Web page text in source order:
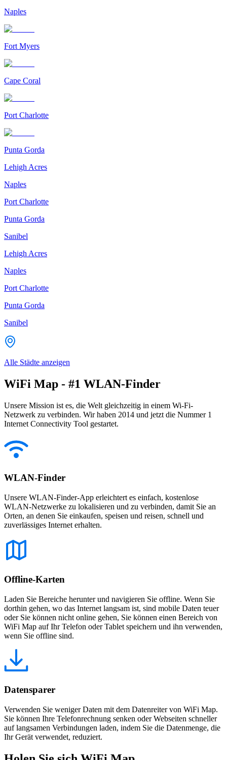
Naples
Fort Myers
Cape Coral
Port Charlotte
Punta Gorda
Lehigh Acres
Naples
Port Charlotte
Punta Gorda
Sanibel
Lehigh Acres
Naples
Port Charlotte
Punta Gorda
Sanibel
Alle Städte anzeigen
WiFi Map - #1 WLAN-Finder
Unsere Mission ist es, die Welt gleichzeitig in einem Wi-Fi-
Netzwerk zu verbinden. Wir haben 2014 und jetzt die Nummer 1
Internet Connectivity Tool gestartet.
WLAN-Finder
Unsere WLAN-Finder-App erleichtert es einfach, kostenlose
WLAN-Netzwerke zu lokalisieren und zu verbinden, damit Sie an
Orten, an denen Sie einkaufen, speisen und reisen, schnell und
zuverlässiges Internet erhalten.
Offline-Karten
Laden Sie Bereiche herunter und navigieren Sie offline. Wenn Sie
dorthin gehen, wo das Internet langsam ist, sind mobile Daten teuer
oder Sie können nicht online gehen, Sie können einen Bereich von
WiFi Map auf Ihr Telefon oder Tablet speichern und ihn verwenden,
wenn Sie offline sind.
Datensparer
Verwenden Sie weniger Daten mit dem Datenreiter von WiFi Map.
Sie können Ihre Telefonrechnung senken oder Webseiten schneller
auf langsamen Verbindungen laden, indem Sie die Datenmenge, die
Ihr Gerät verwendet, reduziert.